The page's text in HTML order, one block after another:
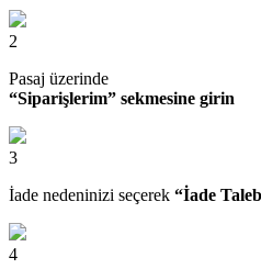
2
Pasaj üzerinde
“Siparişlerim” sekmesine girin
3
İade nedeninizi seçerek “İade
4